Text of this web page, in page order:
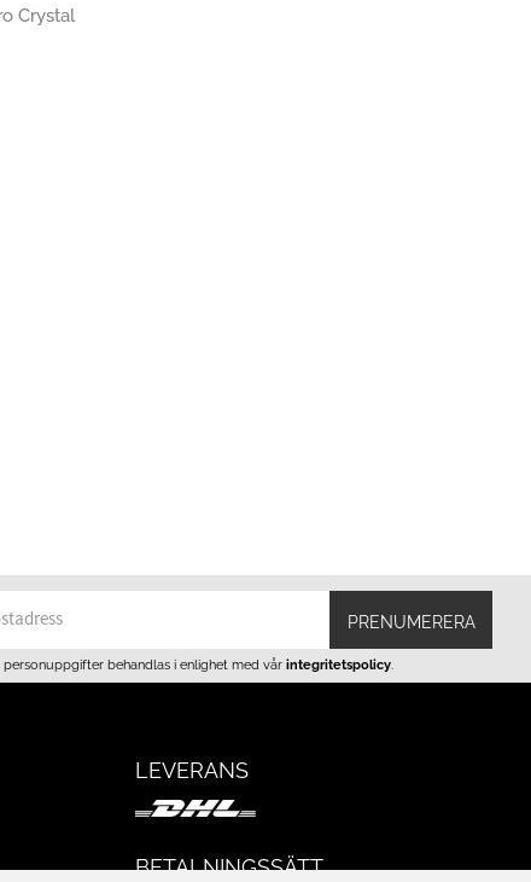
Crystal
PRENUMERERA
personuppgifter behandlas i enlighet med vår integritetspolicy
LEVERANS
BETALNINGSSÄTT